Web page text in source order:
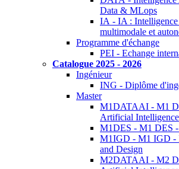
Data & MLops
IA - IA :
multimodale et
Programme d'échange
PEI - Echange
Catalogue 2025 - 2026
Ingénieur
ING - Diplôme
Master
M1DATAAI - M1
Artificial Intelligence
M1DES - M1 DES -
M1IGD - M1 IGD -
and Design
M2DATAAI - M2